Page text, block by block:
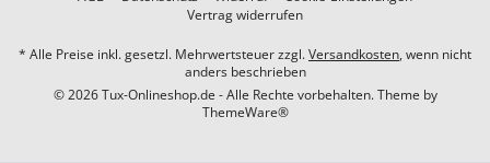
Vertrag widerrufen
* Alle Preise inkl. gesetzl. Mehrwertsteuer zzgl.Versandkosten, wenn nicht
anders beschrieben
© 2026 Tux-Onlineshop.de - Alle Rechte vorbehalten. Theme by
ThemeWare®